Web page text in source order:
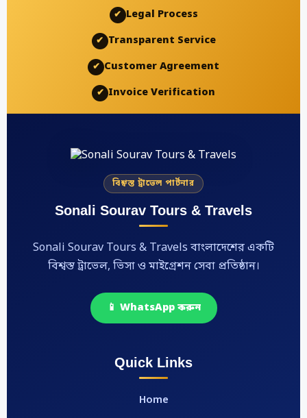
✔ Legal Process
✔ Transparent Service
✔ Customer Agreement
✔ Invoice Verification
বিশ্বস্ত ট্রাভেল পার্টনার
Sonali Sourav Tours & Travels
Sonali Sourav Tours & Travels বাংলাদেশের একটি
বিশ্বস্ত ট্রাভেল, ভিসা ও মাইগ্রেশন সেবা প্রতিষ্ঠান।
📱 WhatsApp করুন
Quick Links
Home